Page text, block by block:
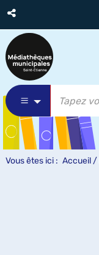
Vous êtes ici : Accueil /